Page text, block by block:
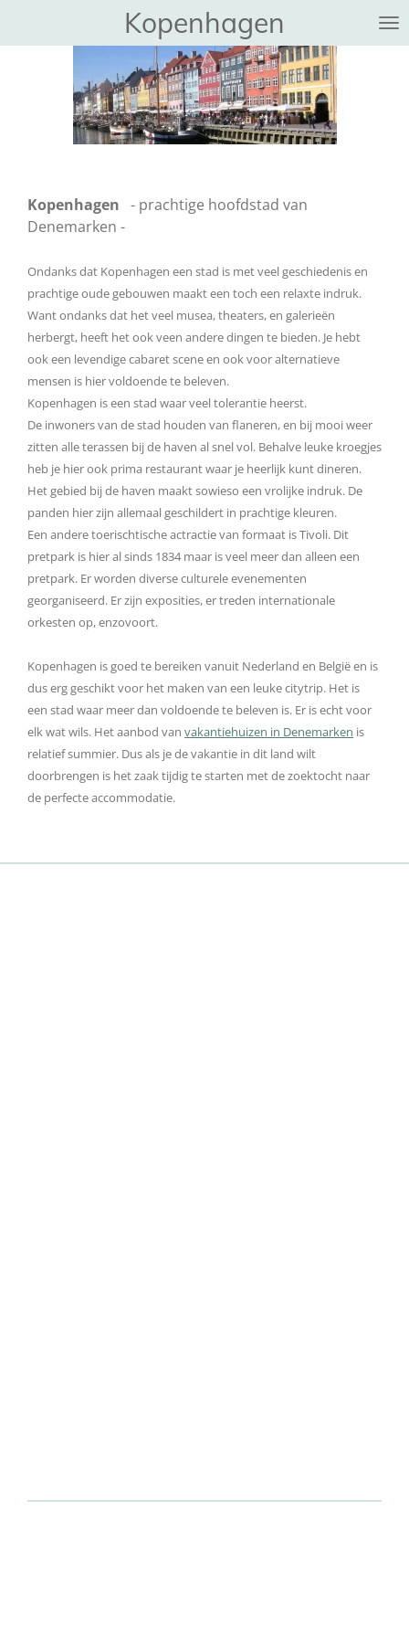
hoofdinhoud
Kopenhagen
Kopenhagen - prachtige hoofdstad van
Denemarken -
Ondanks dat Kopenhagen een stad is met veel geschiedenis en
prachtige oude gebouwen maakt een toch een relaxte indruk.
Want ondanks dat het veel musea, theaters, en galerieën
herbergt, heeft het ook veen andere dingen te bieden. Je hebt
ook een levendige cabaret scene en ook voor alternatieve
mensen is hier voldoende te beleven.
Kopenhagen is een stad waar veel tolerantie heerst.
De inwoners van de stad houden van flaneren, en bij mooi weer
zitten alle terassen bij de haven al snel vol. Behalve leuke kroegjes
heb je hier ook prima restaurant waar je heerlijk kunt dineren.
Het gebied bij de haven maakt sowieso een vrolijke indruk. De
panden hier zijn allemaal geschildert in prachtige kleuren.
Een andere toerischtische actractie van formaat is Tivoli. Dit
pretpark is hier al sinds 1834 maar is veel meer dan alleen een
pretpark. Er worden diverse culturele evenementen
georganiseerd. Er zijn exposities, er treden internationale
orkesten op, enzovoort.
Kopenhagen is goed te bereiken vanuit Nederland en België en is
dus erg geschikt voor het maken van een leuke citytrip. Het is
een stad waar meer dan voldoende te beleven is. Er is echt voor
elk wat wils. Het aanbod van vakantiehuizen in Denemarken is
relatief summier. Dus als je de vakantie in dit land wilt
doorbrengen is het zaak tijdig te starten met de zoektocht naar
de perfecte accommodatie.